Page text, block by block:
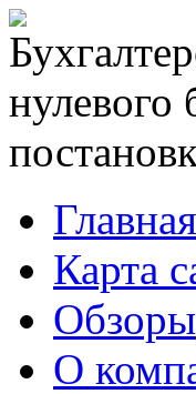
нулевого
Главная
Карта
Обзоры
О